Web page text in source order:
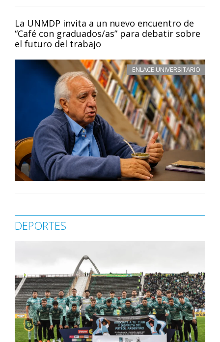
La UNMDP invita a un nuevo encuentro de
“Café con graduados/as” para debatir sobre
el futuro del trabajo
ENLACE UNIVERSITARIO
DEPORTES